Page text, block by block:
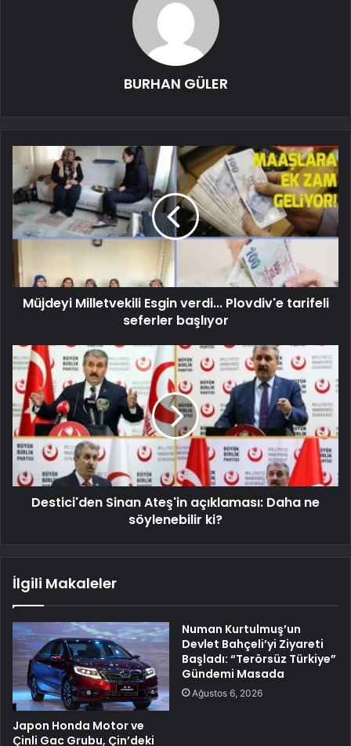
BURHAN GÜLER
Müjdeyi Milletvekili Esgin verdi... Plovdiv'e tarifeli
seferler başlıyor
Destici'den Sinan Ateş'in açıklaması: Daha ne
söylenebilir ki?
İlgili Makaleler
Japon Honda Motor ve
Çinli Gac Grubu, Çin’deki
Numan Kurtulmuş’un
Devlet Bahçeli’yi Ziyareti
Başladı: “Terörsüz Türkiye”
Gündemi Masada
Ağustos 6, 2026